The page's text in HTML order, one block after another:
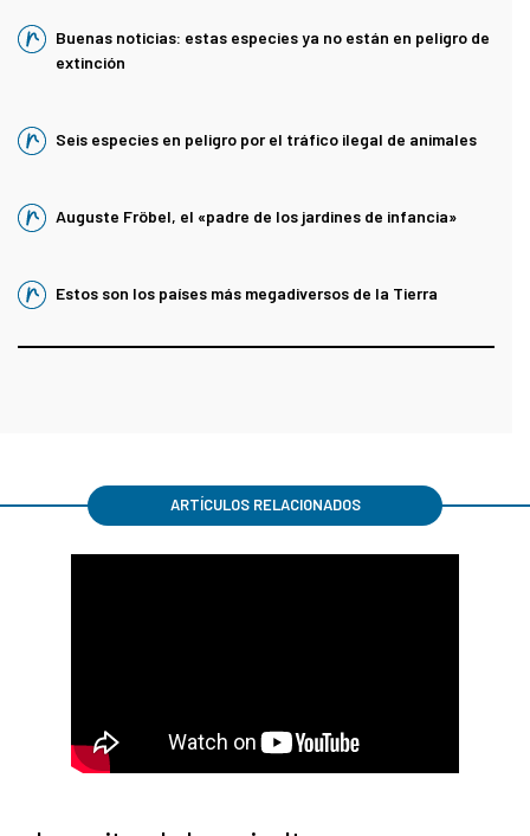
Buenas noticias: estas especies ya no están en peligro de
extinción
Seis especies en peligro por el tráfico ilegal de animales
Auguste Fröbel, el «padre de los jardines de infancia»
Estos son los países más megadiversos de la Tierra
ARTÍCULOS RELACIONADOS